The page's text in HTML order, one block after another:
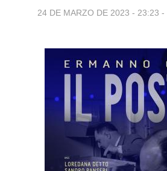
24 DE MARZO DE 2023 - 23:23 -